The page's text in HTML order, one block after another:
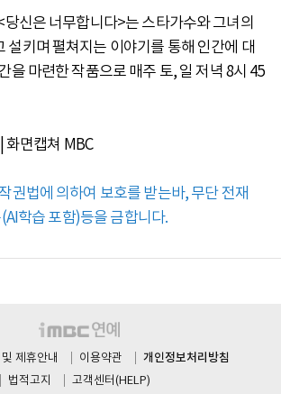
당신은 너무합니다>는 스타가수와 그녀의
설키며 펼쳐지는 이야기를 통해 인간에 대
을 마련한 작품으로 매주 토, 일 저녁 8시 45
화면캡쳐 MBC
권법에 의하여 보호를 받는바, 무단 전재
학습 포함)등을 금합니다.
제휴안내 이용약관 개인정보처리방침
법적고지 고객센터(HELP)